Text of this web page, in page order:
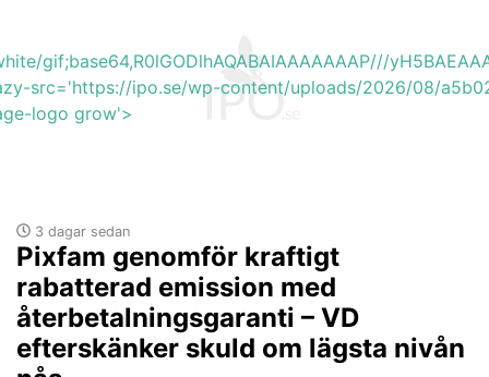
gif;base64,R0lGODlhAQABAIAAAAAAAP///
src='https://ipo.se/wp-content/uploads/2026/08/
logo grow'>
3 dagar sedan
Pixfam genomför kraftigt
rabatterad emission med
återbetalningsgaranti – VD
efterskänker skuld om lägsta nivån